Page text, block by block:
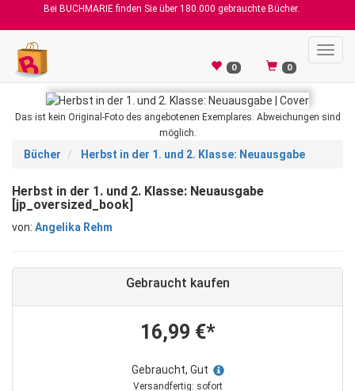
Bei BUCHMARIE finden Sie über 180.000 gebrauchte Bücher.
0 0
Das ist kein Original-Foto des angebotenen Exemplares. Abweichungen sind
möglich.
Bücher Herbst in der 1. und 2. Klasse: Neuausgabe
Herbst in der 1. und 2. Klasse: Neuausgabe
[jp_oversized_book]
von: Angelika Rehm
Gebraucht kaufen
16,99 €*
Gebraucht, Gut
Versandfertig: sofort